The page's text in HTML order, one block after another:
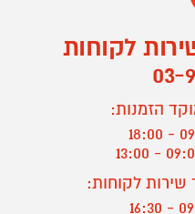
לקוחות
03-
הזמנות:
09:00 -
לקוחות: